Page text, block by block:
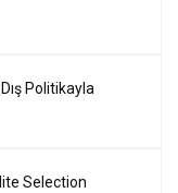
Politikayla
Selection